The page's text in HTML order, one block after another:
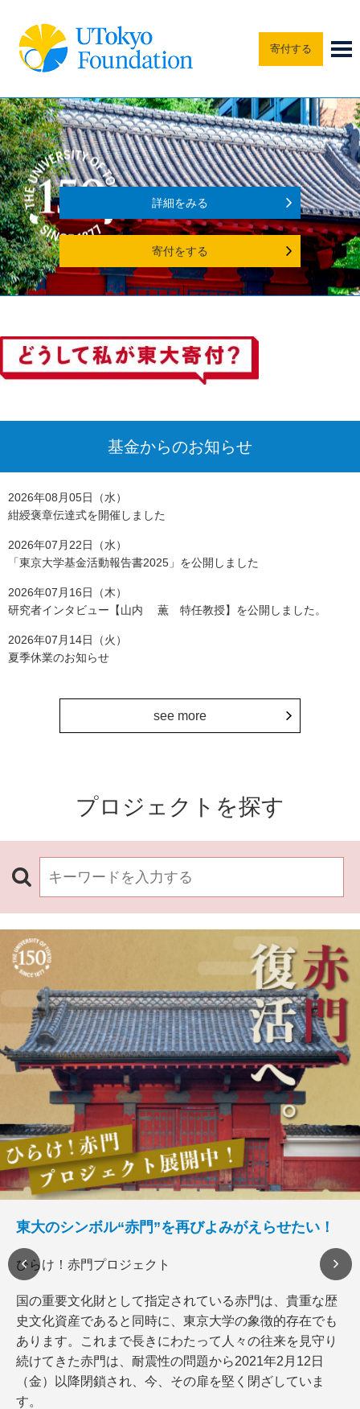
寄付する
詳細をみる
寄付をする
基金からのお知らせ
2026年08月05日（水）
紺綬褒章伝達式を開催しました
2026年07月22日（水）
「東京大学基金活動報告書2025」を公開しました
2026年07月16日（木）
研究者インタビュー【山内 薫 特任教授】を公開しました。
2026年07月14日（火）
夏季休業のお知らせ
see more
プロジェクトを探す
東大のシンボル“赤門”を再びよみがえらせたい！
ひらけ！赤門プロジェクト
国の重要文化財として指定されている赤門は、貴重な歴
史文化資産であると同時に、東京大学の象徴的存在でも
あります。これまで長きにわたって人々の往来を見守り
続けてきた赤門は、耐震性の問題から2021年2月12日
（金）以降閉鎖され、今、その扉を堅く閉ざしていま
す。